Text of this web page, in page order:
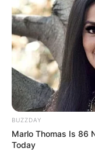
BUZZDAY
Marlo Thomas Is 86
Today